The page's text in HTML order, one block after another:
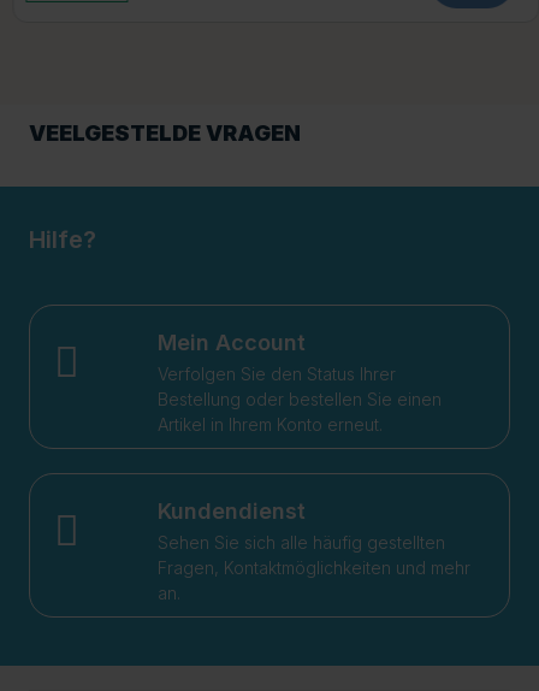
VEELGESTELDE VRAGEN
Hilfe?
Mein Account
Verfolgen Sie den Status Ihrer
Bestellung oder bestellen Sie einen
Artikel in Ihrem Konto erneut.
Kundendienst
Sehen Sie sich alle häufig gestellten
Fragen, Kontaktmöglichkeiten und mehr
an.